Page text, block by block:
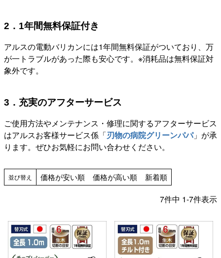
2．1年間無料保証付き
アルスの電動バリカンには1年間無料保証がついており、万
が一トラブルがあった際も安心です。※消耗品は無料保証対
象外です。
3．充実のアフターサービス
ご使用方法やメンテナンス・修理に関するアフターサービス
はアルスお客様サービス係「刃物の病院グリーンパパ」が承
ります。ぜひお気軽にお問い合わせください。
並び替え 価格が安い順 価格が高い順 新着順
7件中 1-7件表示